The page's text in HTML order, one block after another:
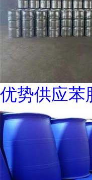
优势供应苯